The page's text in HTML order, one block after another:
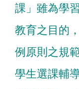
課」雖為學
教育之目的
例原則之規
學生選課輔